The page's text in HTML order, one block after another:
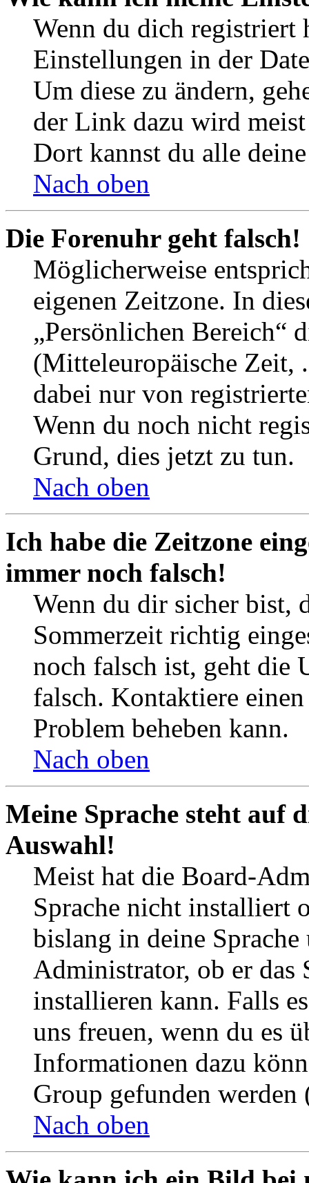
Wenn du dich registriert
Einstellungen in der
Um diese zu ändern,
der Link dazu wird
Dort kannst du alle
Nach oben
Die Forenuhr geht falsch!
Möglicherweise
eigenen Zeitzone. In
„Persönlichen Bereich“
(Mitteleuropäische Zeit,
dabei nur von
Wenn du noch nicht
Grund, dies jetzt zu tun.
Nach oben
Ich habe die Zeitzone
immer noch falsch!
Wenn du dir sicher bist,
Sommerzeit richtig
noch falsch ist, geht die
falsch. Kontaktiere
Problem beheben kann.
Nach oben
Meine Sprache steht auf
Auswahl!
Meist hat die Board-
Sprache nicht installiert
bislang in deine
Administrator, ob er das
installieren kann. Falls
uns freuen, wenn du es
Informationen dazu
Group gefunden
Nach oben